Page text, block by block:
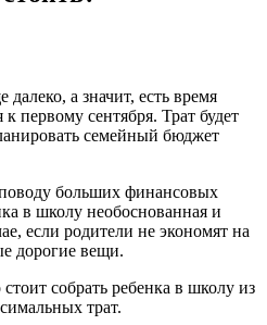
а значит, есть время
первому сентября. Трат будет
семейный бюджет
больших финансовых
в школу необоснованная и
если родители не экономят на
дорогие вещи.
стоит собрать ребенка в школу из
трат.